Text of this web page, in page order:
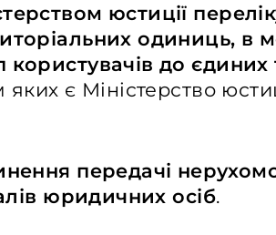
юстиції
одиниць, в
користувачів до
є Міністерство
передачі
юридичних осіб.